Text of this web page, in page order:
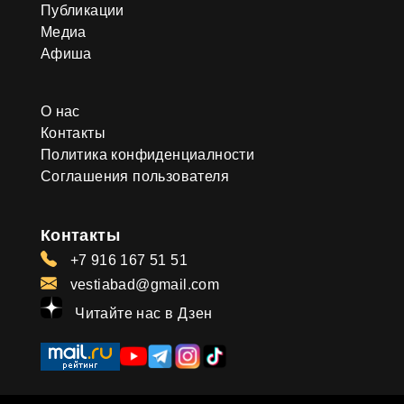
Публикации
Медиа
Афиша
О нас
Контакты
Политика конфиденциалности
Соглашения пользователя
Контакты
+7 916 167 51 51
vestiabad@gmail.com
Читайте нас в Дзен